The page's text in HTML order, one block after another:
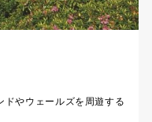
ドやウェールズを周遊する